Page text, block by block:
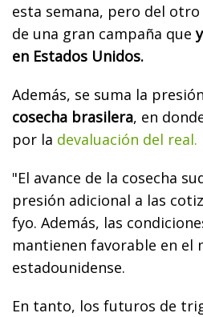
esta semana, pero del
de una gran campaña que
en Estados Unidos.
Además, se suma la
cosecha brasilera, en
por la devaluación del real.
"El avance de la cosecha
presión adicional a las
fyo. Además, las
mantienen favorable en el
estadounidense.
En tanto, los futuros de